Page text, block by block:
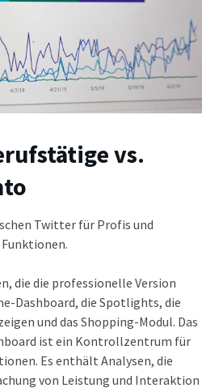
vs.
Twitter für Profis und
die die professionelle Version
Dashboard, die Spotlights, die
und das Shopping-Modul. Das
ist ein Kontrollzentrum für
Es enthält Analysen, die
von Leistung und Interaktion